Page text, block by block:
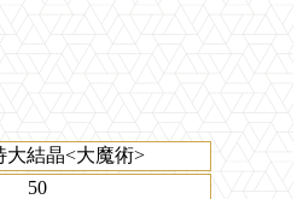
大結晶<大魔術>
50